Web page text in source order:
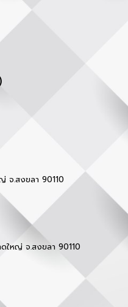
จ.สงขลา 90110
ใหญ่ จ.สงขลา 90110